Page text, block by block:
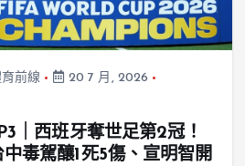
前線
20 7 月, 2026
｜西班牙奪世足第2冠！
毒駕釀1死5傷、宣明智開